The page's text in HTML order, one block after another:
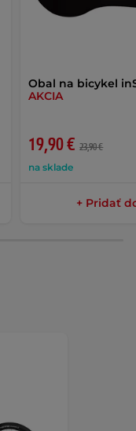
Obal na bicykel
AKCIA
19,90 € 23,90 €
na sklade
+ Pridať